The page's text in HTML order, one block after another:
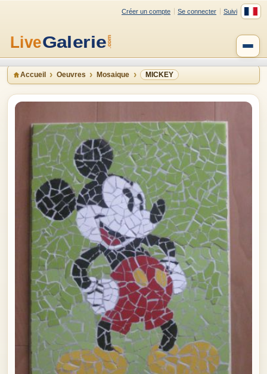
Créer un compte Se connecter Suivi
Accueil Oeuvres Mosaique MICKEY